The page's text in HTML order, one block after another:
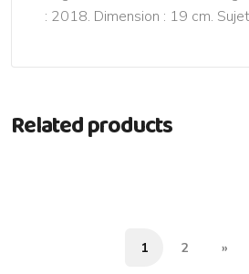
: 2018. Dimension : 19 cm.
Related products
1 2 »